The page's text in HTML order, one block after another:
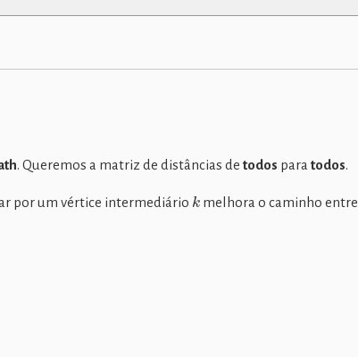
. Queremos a matriz de distâncias de todos para todos.
por um vértice intermediário k melhora o caminho entre